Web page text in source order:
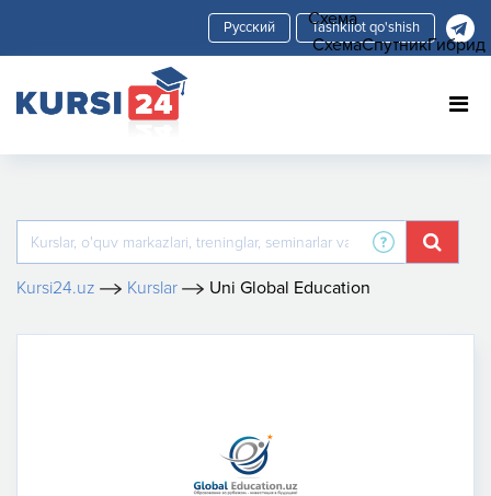
Tashkilot qo'shish
Kursi24.uz Kurslar Uni Global Education
Схема
СхемаСпутникГибрид